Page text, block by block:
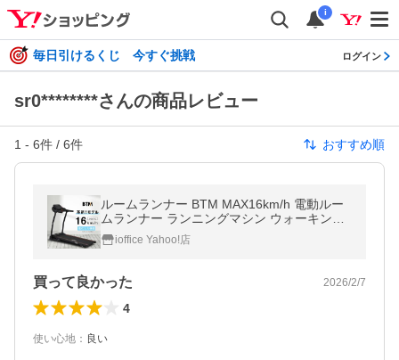
i
毎日引けるくじ 今すぐ挑戦 ログイン
sr0********さんの商品レビュー
1 - 6件 / 6件 おすすめ順
ルームランナー BTM MAX16km/h 電動ルー
ムランナー ランニングマシン ウォーキング
マシン家庭用 折りたたみ 1年保証
ioffice Yahoo!店
買って良かった 2026/2/7
4
使い心地 ： 良い